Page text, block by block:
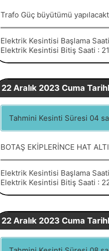
Trafo Güç büyütümü
Elektrik Kesintisi Başlama
Elektrik Kesintisi Bitiş Saati :
22 Aralık 2023 Cuma
Tahmini Kesinti Süresi 04
BOTAŞ EKİPLERİNCE HAT
Elektrik Kesintisi Başlama
Elektrik Kesintisi Bitiş Saati :
22 Aralık 2023 Cuma